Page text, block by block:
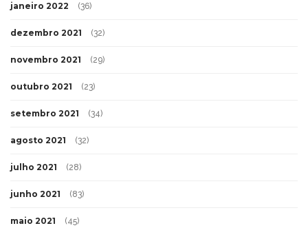
janeiro 2022 (36)
dezembro 2021 (32)
novembro 2021 (29)
outubro 2021 (23)
setembro 2021 (34)
agosto 2021 (32)
julho 2021 (28)
junho 2021 (83)
maio 2021 (45)